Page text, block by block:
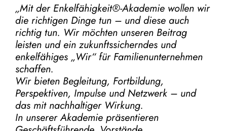
„Mit der Enkelfähigkeit®-Akademiewollen wir
die richtigen Dinge tun – und diese auch
richtig tun. Wir möchten unseren Beitrag
leisten und ein zukunftssicherndes und
enkelfähiges „Wir“ für Familienunternehmen
schaffen.
Wir bieten Begleitung, Fortbildung,
Perspektiven, Impulse und Netzwerk – und
das mit nachhaltiger Wirkung.
In unserer Akademie präsentieren